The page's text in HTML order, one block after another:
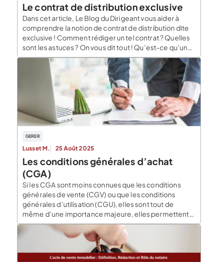
Le contrat de distribution exclusive
Dans cet article, Le Blog du Dirigeant vous aider à
comprendre la notion de contrat de distribution dite
exclusive ! Comment rédiger un tel contrat ? Quelles
sont les astuces ? On vous dit tout ! Qu’est-ce qu’un
contrat de distribution exclusive ? Le contrat de
distribution formalise l’accord commerciale entre un
fournisseur et un […]
GERER
Lusset M. 25 Août 2025
Les conditions générales d’achat
(CGA)
Si les CGA sont moins connues que les conditions
générales de vente (CGV) ou que les conditions
générales d’utilisation (CGU), elles sont tout de
même d’une importance majeure, elles permettent
l’encadrement des transactions entre l’acheteur et le
fournisseur. Le rôle des conditions générales d’achat
Les CGA définissent les modalités dans lesquelles
une transaction s’effectue. Elles […]